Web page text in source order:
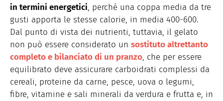
in termini energetici, perché una coppa media da tre
gusti apporta le stesse calorie, in media 400-600.
Dal punto di vista dei nutrienti, tuttavia, il gelato
non può essere considerato un sostituto altrettanto
completo e bilanciato di un pranzo, che per essere
equilibrato deve assicurare carboidrati complessi da
cereali, proteine da carne, pesce, uova o legumi,
fibre, vitamine e sali minerali da verdura e frutta e, in